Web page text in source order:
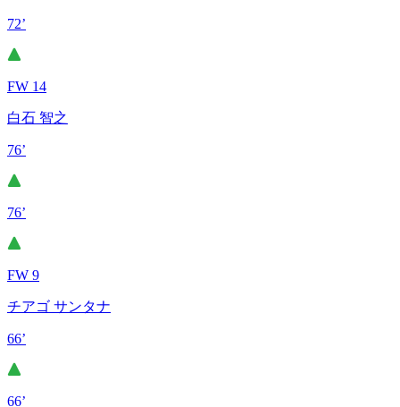
72’
FW 14
白石 智之
76’
76’
FW 9
チアゴ サンタナ
66’
66’